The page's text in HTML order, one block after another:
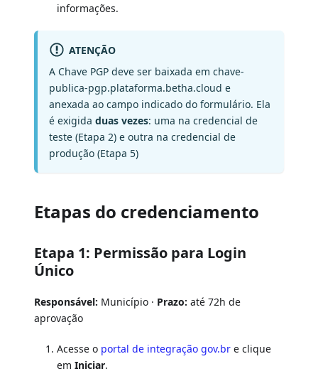
informações.
ATENÇÃO
A Chave PGP deve ser baixada em chave-
publica-pgp.plataforma.betha.cloud e
anexada ao campo indicado do formulário. Ela
é exigida duas vezes: uma na credencial de
teste (Etapa 2) e outra na credencial de
produção (Etapa 5)
Etapas do credenciamento
Etapa 1: Permissão para Login
Único
Responsável: Município · Prazo: até 72h de
aprovação
Acesse o portal de integração gov.br e clique
em Iniciar.